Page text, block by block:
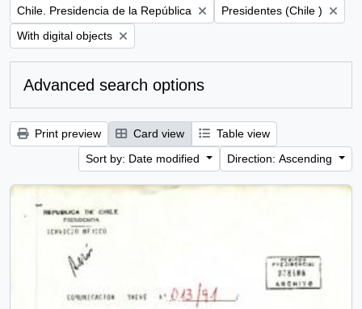
Remove filter:
Chile. Presidencia de la República Remove filter:
Presidentes (Chile )
Remove filter:
With digital objects
Advanced search options
Print preview Card view
Table view
Sort by: Date modified
Direction: Ascending